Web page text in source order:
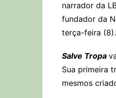
narrador da
fundador da
terça-feira (8).
Salve Tropa
Sua primeira
mesmos